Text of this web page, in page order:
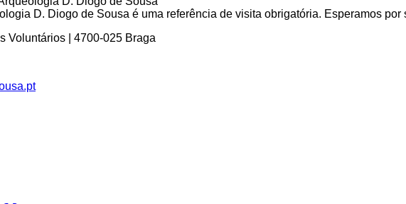
D. Diogo de Sousa é uma referência de visita obrigatória. Esperamos por
Voluntários | 4700-025 Braga